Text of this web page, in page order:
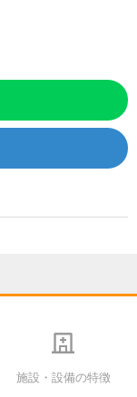
施設・設備の特徴